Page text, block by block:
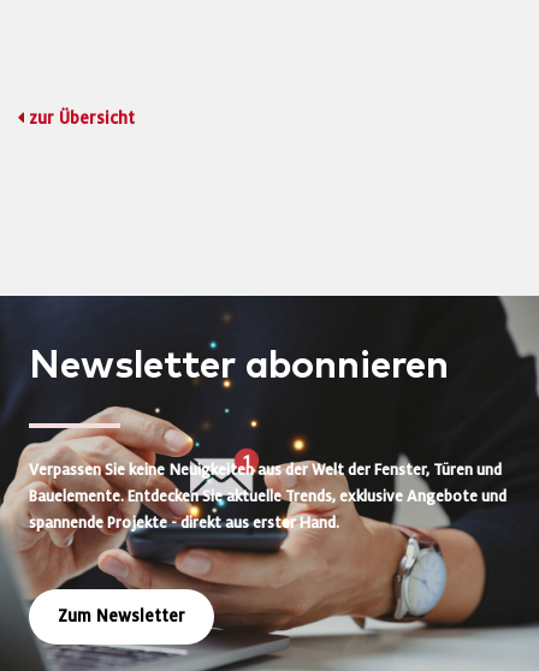
zur Übersicht
Newsletter abonnieren
Verpassen Sie keine Neuigkeiten aus der Welt der Fenster, Türen und
Bauelemente. Entdecken Sie aktuelle Trends, exklusive Angebote und
spannende Projekte - direkt aus erster Hand.
Zum Newsletter